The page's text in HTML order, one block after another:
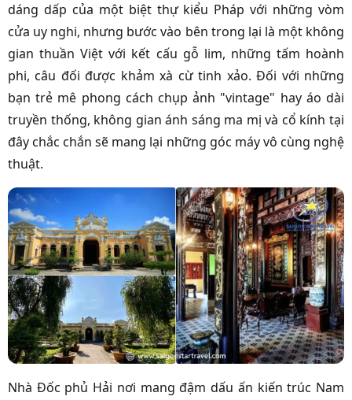
dáng dấp của một biệt thự kiểu Pháp với những vòm
cửa uy nghi, nhưng bước vào bên trong lại là một không
gian thuần Việt với kết cấu gỗ lim, những tấm hoành
phi, câu đối được khảm xà cừ tinh xảo. Đối với những
bạn trẻ mê phong cách chụp ảnh "vintage" hay áo dài
truyền thống, không gian ánh sáng ma mị và cổ kính tại
đây chắc chắn sẽ mang lại những góc máy vô cùng nghệ
thuật.
Nhà Đốc phủ Hải nơi mang đậm dấu ấn kiến trúc Nam